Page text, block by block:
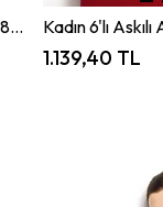
Kadın 6'lı Askılı Atlet SİYAH JBR584.0006
1.139,40 TL